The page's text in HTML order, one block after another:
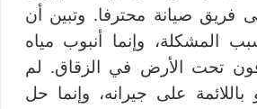
فريق صيانة محترفا. وتبين أن
المشكلة، وإنما أنبوب مياه
تحت الأرض في الزقاق. لم
على جيرانه، وإنما حل